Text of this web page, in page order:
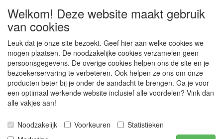
Voorwaarden
BIJ BESTELLINGEN ONDER DE € 125,00 EXCLUSIEF BTW
BRENGEN WIJ IN NEDERLAND € 5,87 VERZENDKOSTEN
IN REKENING (BELGIË € 9,09). VERZENDKOSTEN
WORDEN VERWIJDERD BIJ BESTELLING BOVEN DE €
125,00 EXCL. BTW
Producten die speciaal besteld moeten worden kunnen
Als gevolg van de continue fluctuerende prijzen van de
grondstoffen kan het zijn dat prijsinformatie niet correct
Welkom! Deze website maakt gebruik
van cookies
Leuk dat je onze site bezoekt. Geef hier aan welke cookies we
mogen plaatsen. De noodzakelijke cookies verzamelen geen
persoonsgegevens. De overige cookies helpen ons de site en je
bezoekerservaring te verbeteren. Ook helpen ze ons om onze
producten beter bij je onder de aandacht te brengen. Ga je voor
een optimaal werkende website inclusief alle voordelen? Vink dan
alle vakjes aan!
Noodzakelijk Voorkeuren
Statistieken